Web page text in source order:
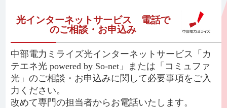
光インターネットサービス 電話で
のご相談・お申込み
中部電力ミライズ光インターネットサービス「カ
テエネ光 powered by So-net」または「コミュファ
光」のご相談・お申込みに関して必要事項をご入
力ください。
改めて専門の担当者からお電話いたします。